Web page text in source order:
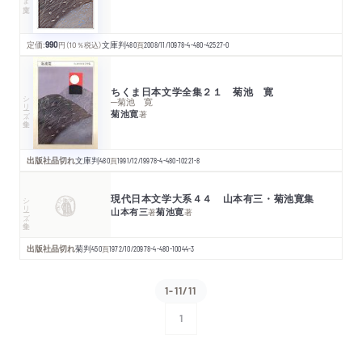
定価:990円 （10％税込）文庫判480頁2008/11/10978-4-480-42527-0
シリーズ・全集 ちくま日本文学全集２１ 菊池 寛
─菊池 寛
菊池寛著
出版社品切れ文庫判480頁1991/12/19978-4-480-10221-8
シリーズ・全集 現代日本文学大系４４ 山本有三・菊池寛集
山本有三著菊池寛著
出版社品切れ菊判450頁1972/10/20978-4-480-10044-3
1-11/11
1